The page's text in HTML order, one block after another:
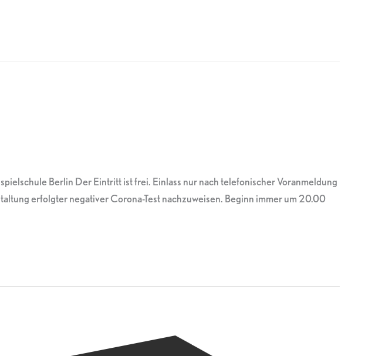
Berlin Der Eintritt ist frei. Einlass nur nach telefonischer Voranmeldung
erfolgter negativer Corona-Test nachzuweisen. Beginn immer um 20.00